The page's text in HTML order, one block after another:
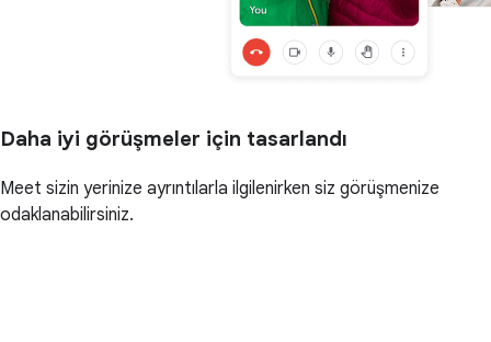
Daha iyi görüşmeler için tasarlandı
Meet sizin yerinize ayrıntılarla ilgilenirken siz görüşmenize
odaklanabilirsiniz.